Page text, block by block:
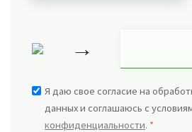
→
Я даю свое согласие на
данных и соглашаюсь с
конфиденциальности. *